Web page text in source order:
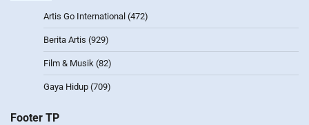
Artis Go International (472)
Berita Artis (929)
Film & Musik (82)
Gaya Hidup (709)
Footer TP